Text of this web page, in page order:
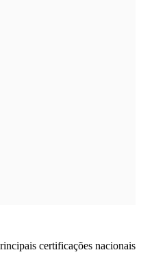
certificações nacionais